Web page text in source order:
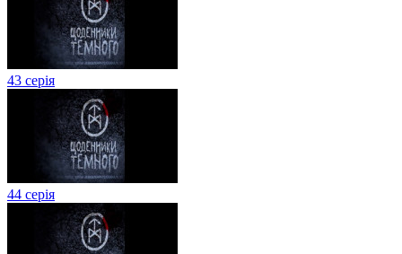
43 серія
44 серія